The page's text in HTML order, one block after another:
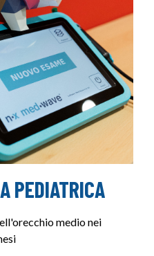
PEDIATRICA
medio nei